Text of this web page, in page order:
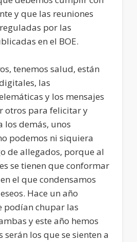
y que las reuniones
por las
en el BOE.
tenemos salud, están
las
y los mensajes
otros para felicitar y
los demás, unos
podemos ni siquiera
de allegados, porque al
se tienen que conformar
el que condensamos
Hace un año
podían chupar las
y este año hemos
los que se sienten a